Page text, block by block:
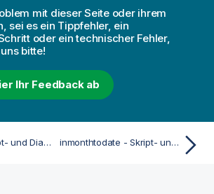
mit dieser Seite oder ihrem
sei es ein Tippfehler, ein
oder ein technischer Fehler,
bitte!
Ihr Feedback ab
inmonths - Skript- und Diagrammfunktion inmonthtodate - Skript- und Diagrammfunktion